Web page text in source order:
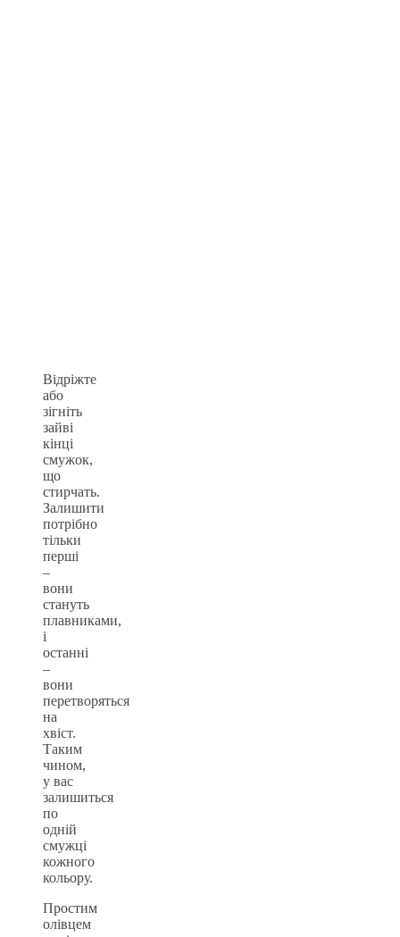
Відріжте
або
зігніть
зайві
кінці
смужок,
що
стирчать.
Залишити
потрібно
тільки
перші
–
вони
стануть
плавниками,
і
останні
–
вони
перетворяться
на
хвіст.
Таким
чином,
у вас
залишиться
по
одній
смужці
кожного
кольору.
Простим
олівцем